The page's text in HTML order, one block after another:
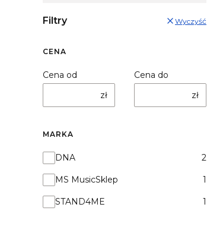
Filtry Wyczyść
CENA
Cena od
zł
Cena do
zł
MARKA
Marka
DNA 2
MS MusicSklep 1
STAND4ME 1